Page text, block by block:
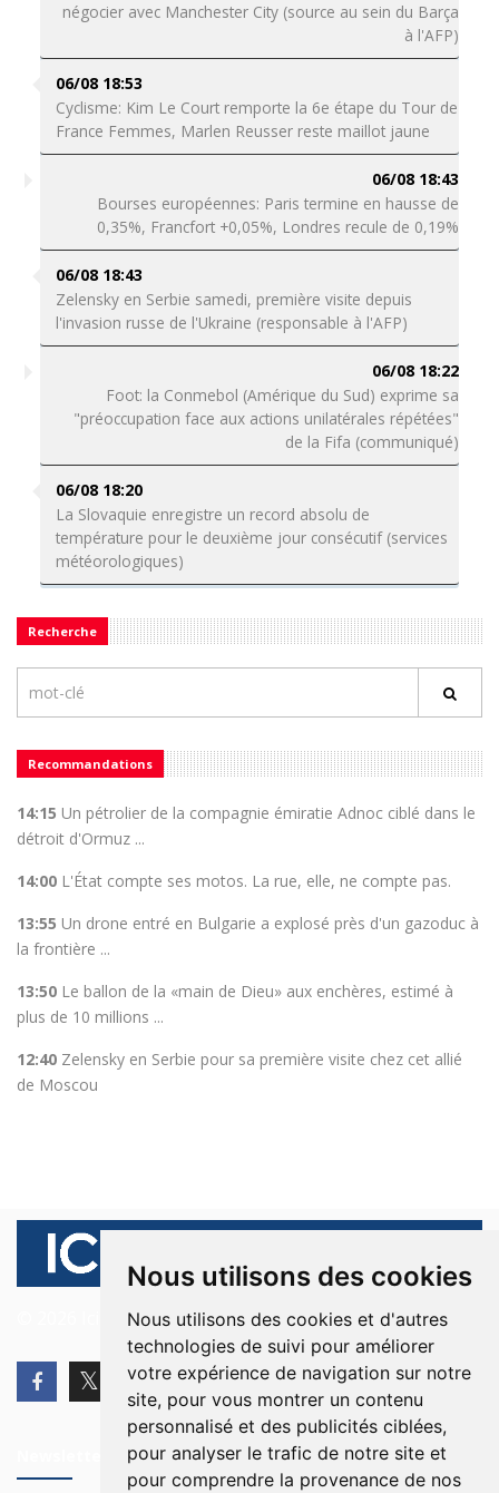
Nous utilisons des cookies
Nous utilisons des cookies et d'autres
technologies de suivi pour améliorer
votre expérience de navigation sur notre
site, pour vous montrer un contenu
personnalisé et des publicités ciblées,
pour analyser le trafic de notre site et
pour comprendre la provenance de nos
négocier avec Manchester City (source au sein du Barça
à l'AFP)
06/08 18:53
Cyclisme: Kim Le Court remporte la 6e étape du Tour de
France Femmes, Marlen Reusser reste maillot jaune
06/08 18:43
Bourses européennes: Paris termine en hausse de
0,35%, Francfort +0,05%, Londres recule de 0,19%
06/08 18:43
Zelensky en Serbie samedi, première visite depuis
l'invasion russe de l'Ukraine (responsable à l'AFP)
06/08 18:22
Foot: la Conmebol (Amérique du Sud) exprime sa
"préoccupation face aux actions unilatérales répétées"
de la Fifa (communiqué)
06/08 18:20
La Slovaquie enregistre un record absolu de
température pour le deuxième jour consécutif (services
météorologiques)
Recherche
Recommandations
14:15 Un pétrolier de la compagnie émiratie Adnoc ciblé dans le
détroit d'Ormuz ...
14:00 L'État compte ses motos. La rue, elle, ne compte pas.
13:55 Un drone entré en Bulgarie a explosé près d'un gazoduc à
la frontière ...
13:50 Le ballon de la «main de Dieu» aux enchères, estimé à
plus de 10 millions ...
12:40 Zelensky en Serbie pour sa première visite chez cet allié
de Moscou
© 2026 Ici Beyrouth. Tous les droits sont réservés.